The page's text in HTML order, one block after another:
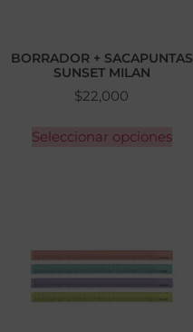
BORRADOR + SACAPUNTAS
SUNSET MILAN
$22,000
Seleccionar opciones